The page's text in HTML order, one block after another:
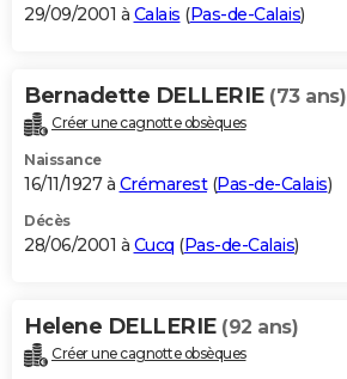
29/09/2001 à Calais (Pas-de-Calais)
Bernadette DELLERIE (73 ans)
Créer une cagnotte obsèques
Naissance
16/11/1927 à Crémarest(Pas-de-Calais)
Décès
28/06/2001 à Cucq (Pas-de-Calais)
Helene DELLERIE (92 ans)
Créer une cagnotte obsèques